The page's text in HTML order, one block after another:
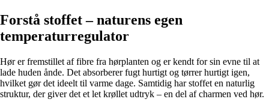
Forstå stoffet – naturens egen
temperaturregulator
Hør er fremstillet af fibre fra hørplanten og er kendt for sin evne til at
lade huden ånde. Det absorberer fugt hurtigt og tørrer hurtigt igen,
hvilket gør det ideelt til varme dage. Samtidig har stoffet en naturlig
struktur, der giver det et let krøllet udtryk – en del af charmen ved hør.